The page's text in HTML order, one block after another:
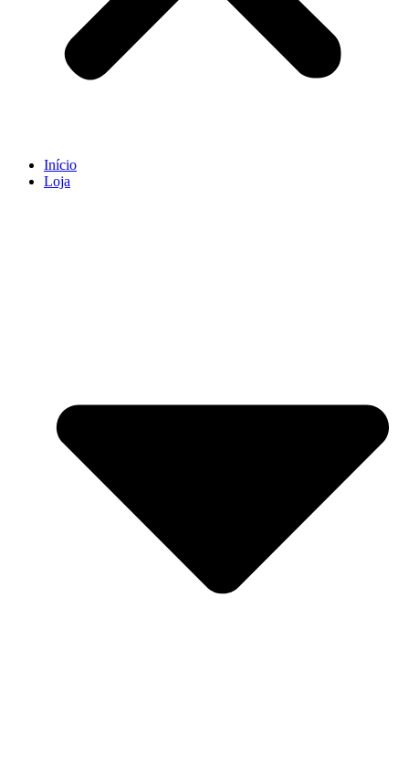
Início
Loja